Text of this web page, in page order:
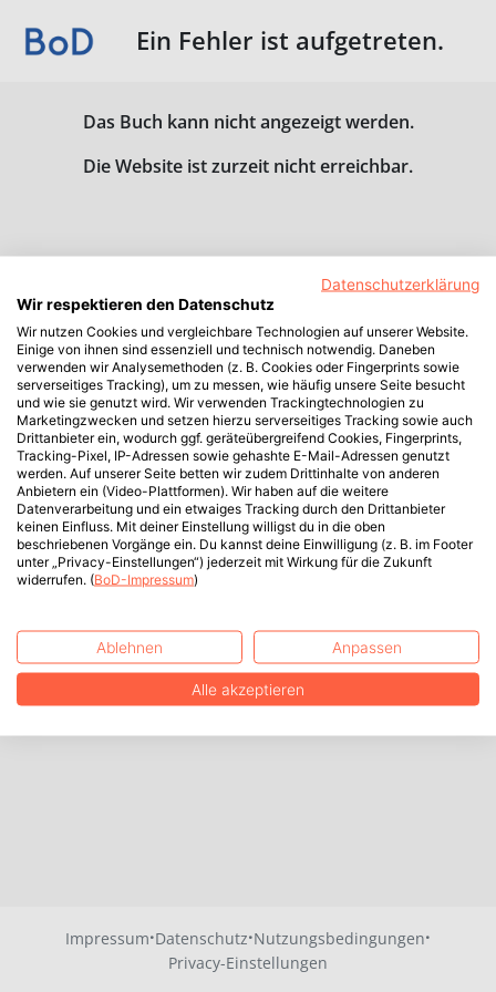
Ein Fehler ist aufgetreten.
Das Buch kann nicht angezeigt werden.
Die Website ist zurzeit nicht erreichbar.
Impressum·Datenschutz·Nutzungsbedingungen·
Privacy-Einstellungen
Datenschutzerklärung
Wir respektieren den Datenschutz
Wir nutzen Cookies und vergleichbare Technologien auf unserer Website.
Einige von ihnen sind essenziell und technisch notwendig. Daneben
verwenden wir Analysemethoden (z. B. Cookies oder Fingerprints sowie
serverseitiges Tracking), um zu messen, wie häufig unsere Seite besucht
und wie sie genutzt wird. Wir verwenden Trackingtechnologien zu
Marketingzwecken und setzen hierzu serverseitiges Tracking sowie auch
Drittanbieter ein, wodurch ggf. geräteübergreifend Cookies, Fingerprints,
Tracking-Pixel, IP-Adressen sowie gehashte E-Mail-Adressen genutzt
werden. Auf unserer Seite betten wir zudem Drittinhalte von anderen
Anbietern ein (Video-Plattformen). Wir haben auf die weitere
Datenverarbeitung und ein etwaiges Tracking durch den Drittanbieter
keinen Einfluss. Mit deiner Einstellung willigst du in die oben
beschriebenen Vorgänge ein. Du kannst deine Einwilligung (z. B. im Footer
unter „Privacy-Einstellungen“) jederzeit mit Wirkung für die Zukunft
widerrufen. (BoD-Impressum)
Ablehnen Anpassen
Alle akzeptieren